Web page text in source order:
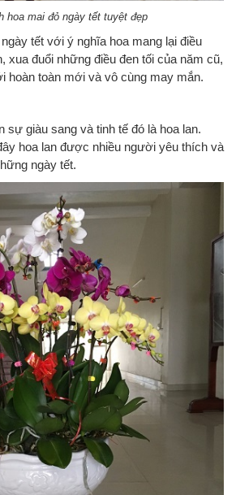
hoa mai đỏ ngày tết tuyệt đẹp
tết với ý nghĩa hoa mang lại điều
xua đuổi những điều đen tối của năm cũ,
hoàn toàn mới và vô cùng may mắn.
sự giàu sang và tinh tế đó là hoa lan.
hoa lan được nhiều người yêu thích và
ngày tết.